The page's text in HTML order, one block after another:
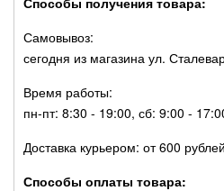
Самовывоз:
сегодня из магазина ул.
Время работы:
пн-пт: 8:30 - 19:00, сб: 9:00 -
Доставка курьером: от 600 рублей
Способы оплаты товара: